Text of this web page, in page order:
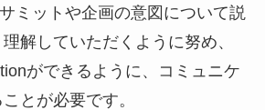
ミットや企画の意図について説
解していただくように努め、
ができるように、コミュニケ
とが必要です。